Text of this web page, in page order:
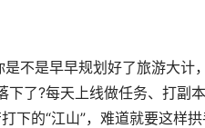
不是早早规划好了旅游大计
了?每天上线做任务、打副
下的“江山”，难道就要这样